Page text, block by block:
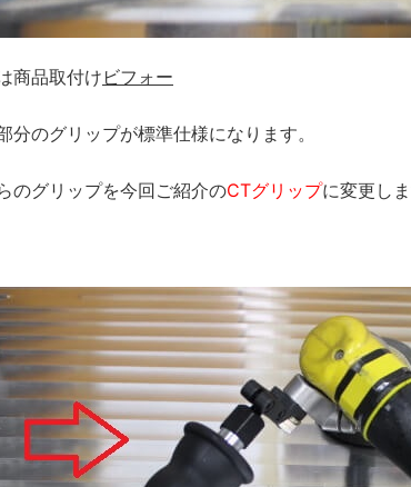
商品取付け ビフォー
分のグリップが標準仕様になります。
のグリップを今回ご紹介のCTグリップに変更しま